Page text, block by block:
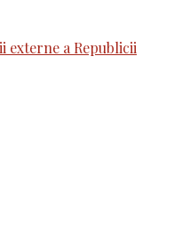
externe a Republicii